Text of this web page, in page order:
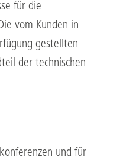
für die
vom Kunden in
gestellten
der technischen
und für